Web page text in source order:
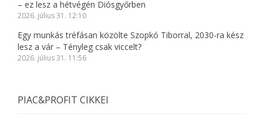
– ez lesz a hétvégén Diósgyőrben
2026. július 31. 12:10
Egy munkás tréfásan közölte Szopkó Tiborral, 2030-ra kész
lesz a vár – Tényleg csak viccelt?
2026. július 31. 11:56
PIAC&PROFIT CIKKEI